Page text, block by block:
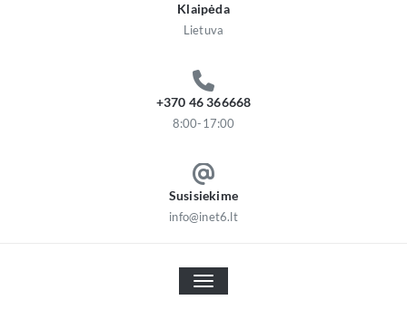
Klaipėda
Lietuva
+370 46 366668
8:00-17:00
Susisiekime
info@inet6.lt
TOGGLE NAVIGATION